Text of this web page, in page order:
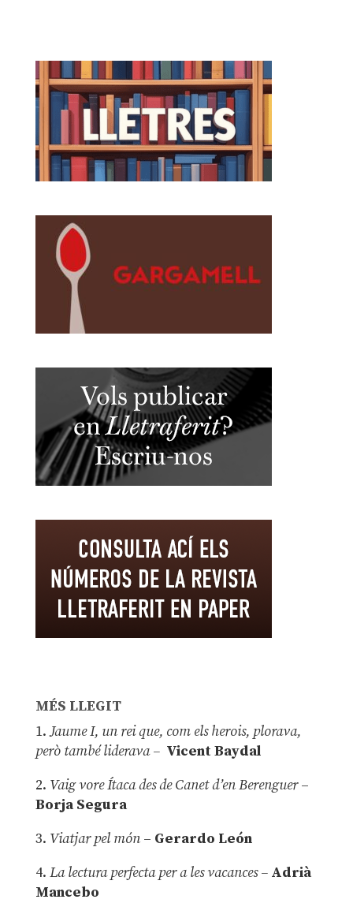
MÉS LLEGIT
1.Jaume I, un rei que, com els herois, plorava,
però també liderava – Vicent Baydal
2. Vaig vore Ítaca des de Canet d’en Berenguer–
Borja Segura
3. Viatjar pel món – Gerardo León
4. La lectura perfecta per a les vacances –Adrià
Mancebo